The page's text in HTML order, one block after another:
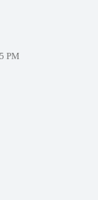
PM